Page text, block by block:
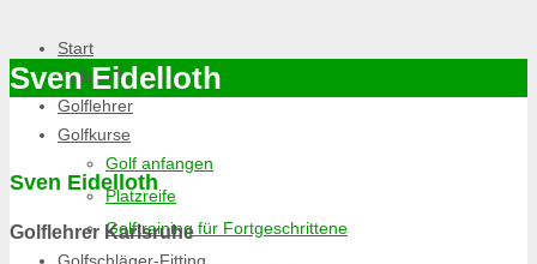
Start
Online-Buchung
Golflehrer
Golfkurse
Golf anfangen
Platzreife
Golftraining für Fortgeschrittene
Sven Eidelloth
Sven Eidelloth
Golflehrer Karlsruhe